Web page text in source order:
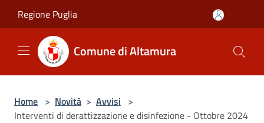
Regione Puglia
Comune di Altamura
Home > Novità > Avvisi >
Interventi di derattizzazione e disinfezione - Ottobre 2024